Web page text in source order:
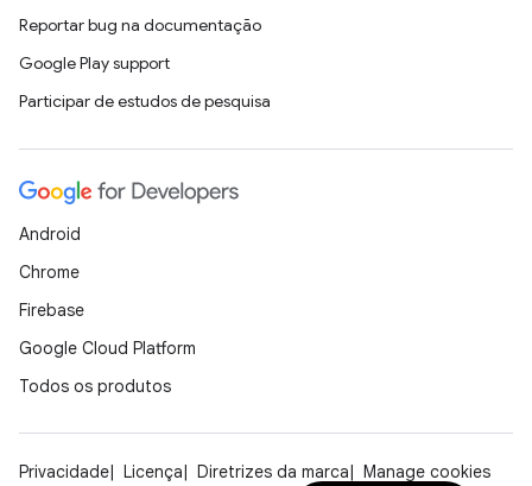
Reportar bug na documentação
Google Play support
Participar de estudos de pesquisa
Android
Chrome
Firebase
Google Cloud Platform
Todos os produtos
Privacidade Licença Diretrizes da marca Manage cookies